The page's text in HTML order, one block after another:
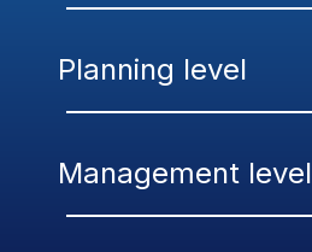
Planning level
Management level